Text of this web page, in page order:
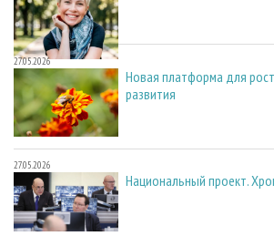
27.05.2026
Новая платформа для
развития
27.05.2026
Национальный проект.